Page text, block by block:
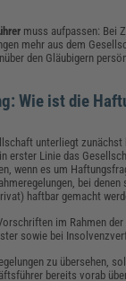
muss aufpassen: Bei
mehr aus dem
den Gläubigern
Wie ist die
unterliegt zunächst
erster Linie das
wenn es um
bei
haftbar gemacht
im Rahmen der
sowie bei
zu übersehen,
bereits vorab